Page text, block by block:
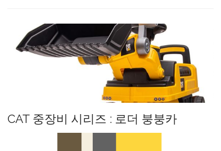
CAT 중장비 시리즈 : 로더 붕붕카